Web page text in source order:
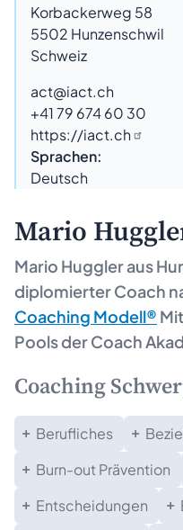
Korbackerweg 58
5502 Hunzenschwil
Schweiz
act@iact.ch
+41 79 674 60 30
https://iact.ch
Sprachen:
Deutsch
Mario
Mario Huggler aus
diplomierter Coach
Coaching Modell®
Pools der Coach
Coaching
Berufliches
Burn-out Prävention
Entscheidungen